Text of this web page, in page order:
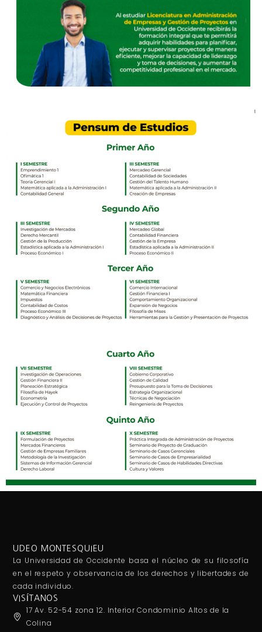
UDEO MONTESQUIEU
La Universidad de Occidente basa el núcleo de su filosofía
en el respeto y observancia de los derechos y libertades de
cada individuo.
VISÍTANOS
17 Av. 52-54 zona 12. Interior Condominio Altos de la
Colina